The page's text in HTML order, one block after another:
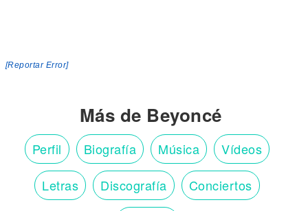
[Reportar Error]
Más de Beyoncé
Perfil Biografía Música Vídeos
Letras Discografía Conciertos